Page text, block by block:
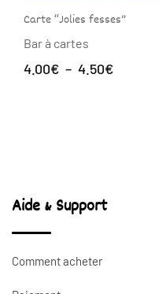
Carte “Jolies fesses”
Bar à cartes
4.00€ – 4.50€Plage
Aide & Support
Comment acheter